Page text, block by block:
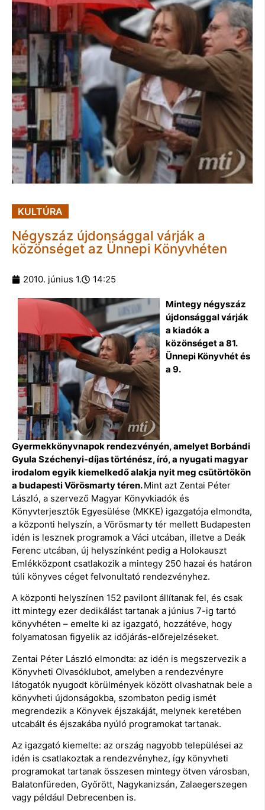
KULTÚRA
Négyszáz újdonsággal várják a
közönséget az Ünnepi Könyvhéten
2010. június 1. 14:25
Mintegy négyszáz
újdonsággal várják
a kiadók a
közönséget a 81.
Ünnepi Könyvhét és
a 9.
Gyermekkönyvnapok rendezvényén, amelyet Borbándi
Gyula Széchenyi-díjas történész, író, a nyugati magyar
irodalom egyik kiemelkedő alakja nyit meg csütörtökön
a budapesti Vörösmarty téren.Mint azt Zentai Péter
László, a szervező Magyar Könyvkiadók és
Könyvterjesztők Egyesülése (MKKE) igazgatója elmondta,
a központi helyszín, a Vörösmarty tér mellett Budapesten
idén is lesznek programok a Váci utcában, illetve a Deák
Ferenc utcában, új helyszínként pedig a Holokauszt
Emlékközpont csatlakozik a mintegy 250 hazai és határon
túli könyves céget felvonultató rendezvényhez.
A központi helyszínen 152 pavilont állítanak fel, és csak
itt mintegy ezer dedikálást tartanak a június 7-ig tartó
könyvhéten – emelte ki az igazgató, hozzátéve, hogy
folyamatosan figyelik az időjárás-előrejelzéseket.
Zentai Péter László elmondta: az idén is megszervezik a
Könyvheti Olvasóklubot, amelyben a rendezvényre
látogatók nyugodt körülmények között olvashatnak bele a
könyvheti újdonságokba, szombaton pedig ismét
megrendezik a Könyvek éjszakáját, melynek keretében
utcabált és éjszakába nyúló programokat tartanak.
Az igazgató kiemelte: az ország nagyobb települései az
idén is csatlakoztak a rendezvényhez, így könyvheti
programokat tartanak összesen mintegy ötven városban,
Balatonfüreden, Győrött, Nagykanizsán, Zalaegerszegen
vagy például Debrecenben is.